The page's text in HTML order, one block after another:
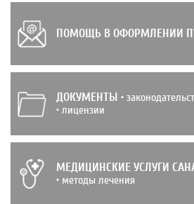
ПОМОЩЬ В ОФОРМЛЕНИИ
ДОКУМЕНТЫ •
• лицензии
МЕДИЦИНСКИЕ УСЛУГИ
• методы лечения